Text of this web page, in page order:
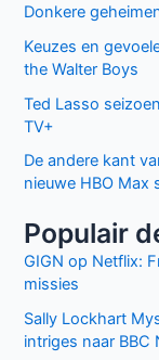
Donkere
Keuzes en
the Walter Boys
Ted Lasso
TV+
De andere kant
nieuwe HBO Max
Populair
GIGN op Netflix:
missies
Sally Lockhart
intriges naar BBC